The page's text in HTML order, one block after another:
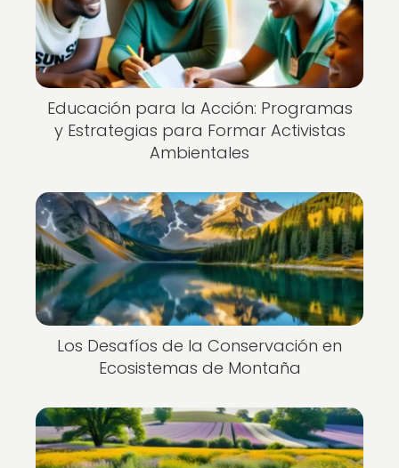
Educación para la Acción: Programas
y Estrategias para Formar Activistas
Ambientales
Los Desafíos de la Conservación en
Ecosistemas de Montaña